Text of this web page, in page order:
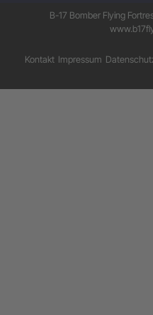
B-17 Bomber Flying
Kontakt Impressum